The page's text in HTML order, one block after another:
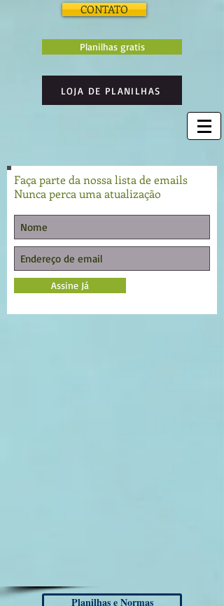
CONTATO
Planilhas gratis
LOJA DE PLANILHAS
Faça parte da nossa lista de emails
Nunca perca uma atualização
Assine Já
Planilhas e Normas